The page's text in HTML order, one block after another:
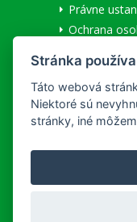
Právne
Ochrana
Národné
SLUŽBY
Lekáreň na
Doručenie a
Stránka
Táto webová
Niektoré sú
stránky, iné